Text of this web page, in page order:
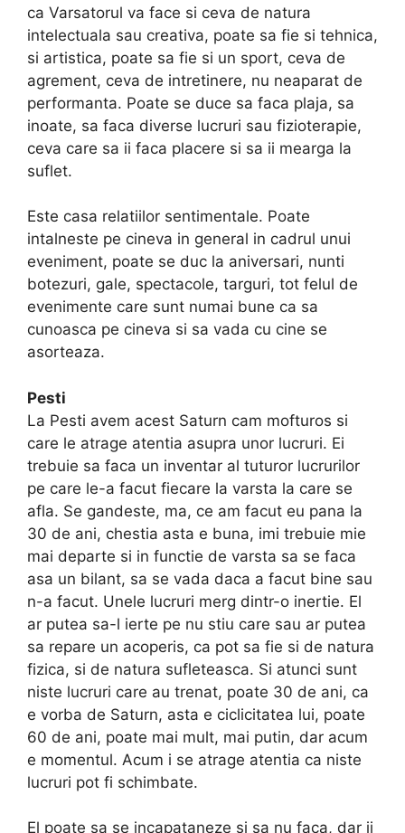
ca Varsatorul va face si ceva de natura
intelectuala sau creativa, poate sa fie si tehnica,
si artistica, poate sa fie si un sport, ceva de
agrement, ceva de intretinere, nu neaparat de
performanta. Poate se duce sa faca plaja, sa
inoate, sa faca diverse lucruri sau fizioterapie,
ceva care sa ii faca placere si sa ii mearga la
suflet.
Este casa relatiilor sentimentale. Poate
intalneste pe cineva in general in cadrul unui
eveniment, poate se duc la aniversari, nunti
botezuri, gale, spectacole, targuri, tot felul de
evenimente care sunt numai bune ca sa
cunoasca pe cineva si sa vada cu cine se
asorteaza.
Pesti
La Pesti avem acest Saturn cam mofturos si
care le atrage atentia asupra unor lucruri. Ei
trebuie sa faca un inventar al tuturor lucrurilor
pe care le-a facut fiecare la varsta la care se
afla. Se gandeste, ma, ce am facut eu pana la
30 de ani, chestia asta e buna, imi trebuie mie
mai departe si in functie de varsta sa se faca
asa un bilant, sa se vada daca a facut bine sau
n-a facut. Unele lucruri merg dintr-o inertie. El
ar putea sa-l ierte pe nu stiu care sau ar putea
sa repare un acoperis, ca pot sa fie si de natura
fizica, si de natura sufleteasca. Si atunci sunt
niste lucruri care au trenat, poate 30 de ani, ca
e vorba de Saturn, asta e ciclicitatea lui, poate
60 de ani, poate mai mult, mai putin, dar acum
e momentul. Acum i se atrage atentia ca niste
lucruri pot fi schimbate.
El poate sa se incapataneze si sa nu faca, dar ii